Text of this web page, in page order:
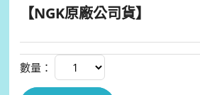
【NGK原廠公司貨】
數量：